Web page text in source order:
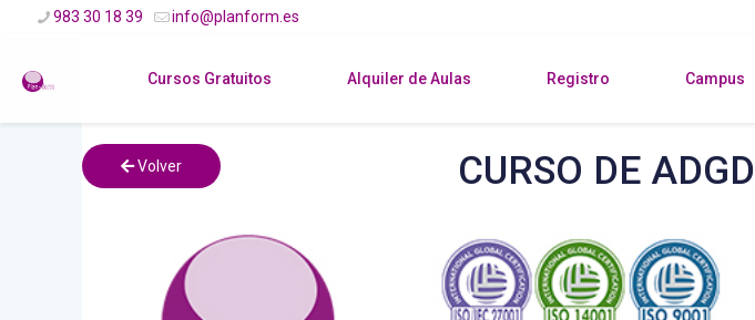
983 30 18 39 info@planform.es
Cursos Gratuitos Alquiler de Aulas Registro Campus
Volver CURSO DE